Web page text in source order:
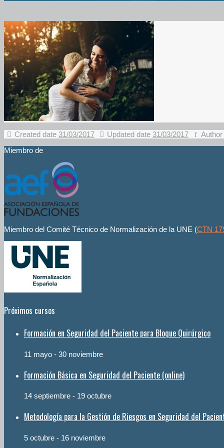
Created date 31/03/2017 Updated date 31/03/2017 Author
Miembro de
Miembro del Comité Técnico de Normalización de la UNE (CTN
Próximos cursos
Formación en Seguridad del Paciente para Bloque Quirúrgico
11 mayo - 30 noviembre
Formación Básica en Seguridad del Paciente (online)
14 septiembre - 19 octubre
Metodología para la Gestión de Riesgos en Seguridad del
5 octubre - 16 noviembre